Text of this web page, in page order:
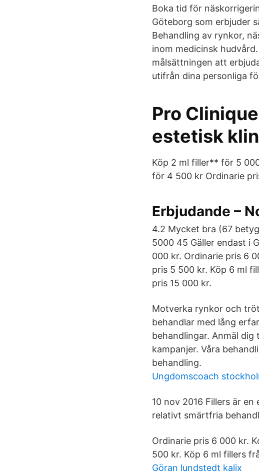
Boka tid för
Göteborg som erbjuder
Behandling av rynkor,
inom medicinsk
målsättningen att
utifrån dina personliga
Pro
estetisk
Köp 2 ml filler** för 5
för 4 500 kr Ordinarie
Erbjudande –
4.2 Mycket bra (67
5000 45 Gäller endast i
000 kr. Ordinarie pris 6
pris 5 500 kr. Köp 6 ml
pris 15 000 kr.
Motverka rynkor och
behandlar med lång
behandlingar. Anmäl
kampanjer. Våra
behandling.
Ungdomscoach
10 nov 2016 Fillers är
relativt smärtfria
Ordinarie pris 6 000 kr.
500 kr. Köp 6 ml fillers
Göran lundstedt kalix